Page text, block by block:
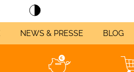
NEWS & PRESSE BLOG